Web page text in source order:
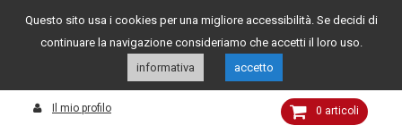
Assistenza clienti 049 8015108 349 4262144
Il mio profilo 0 articoli
Questo sito usa i cookies per una migliore accessibilità. Se decidi di
continuare la navigazione consideriamo che accetti il loro uso.
informativa
accetto